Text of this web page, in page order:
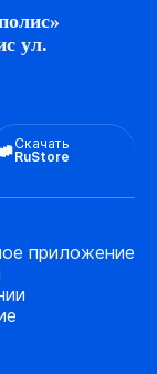
ул.
Скачать
RuStore
приложение